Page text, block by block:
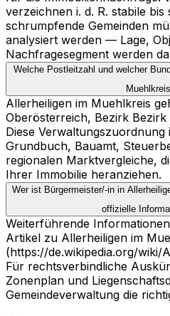
verzeichnen i. d. R. stabile bis
schrumpfende Gemeinden
analysiert werden — Lage,
Nachfragesegment werden
Welche Postleitzahl und welcher
Allerheiligen im Muehlkreis
Oberösterreich, Bezirk
Diese
Grundbuch, Bauamt,
regionalen Marktvergleiche,
Ihrer Immobilie heranziehen.
Wer ist Bürgermeister/-in in
offizielle
Weiterführende
Artikel zu Allerheiligen im
(https://de.wikipedia.org/wiki/
Für rechtsverbindliche
Zonenplan und
Gemeindeverwaltung die